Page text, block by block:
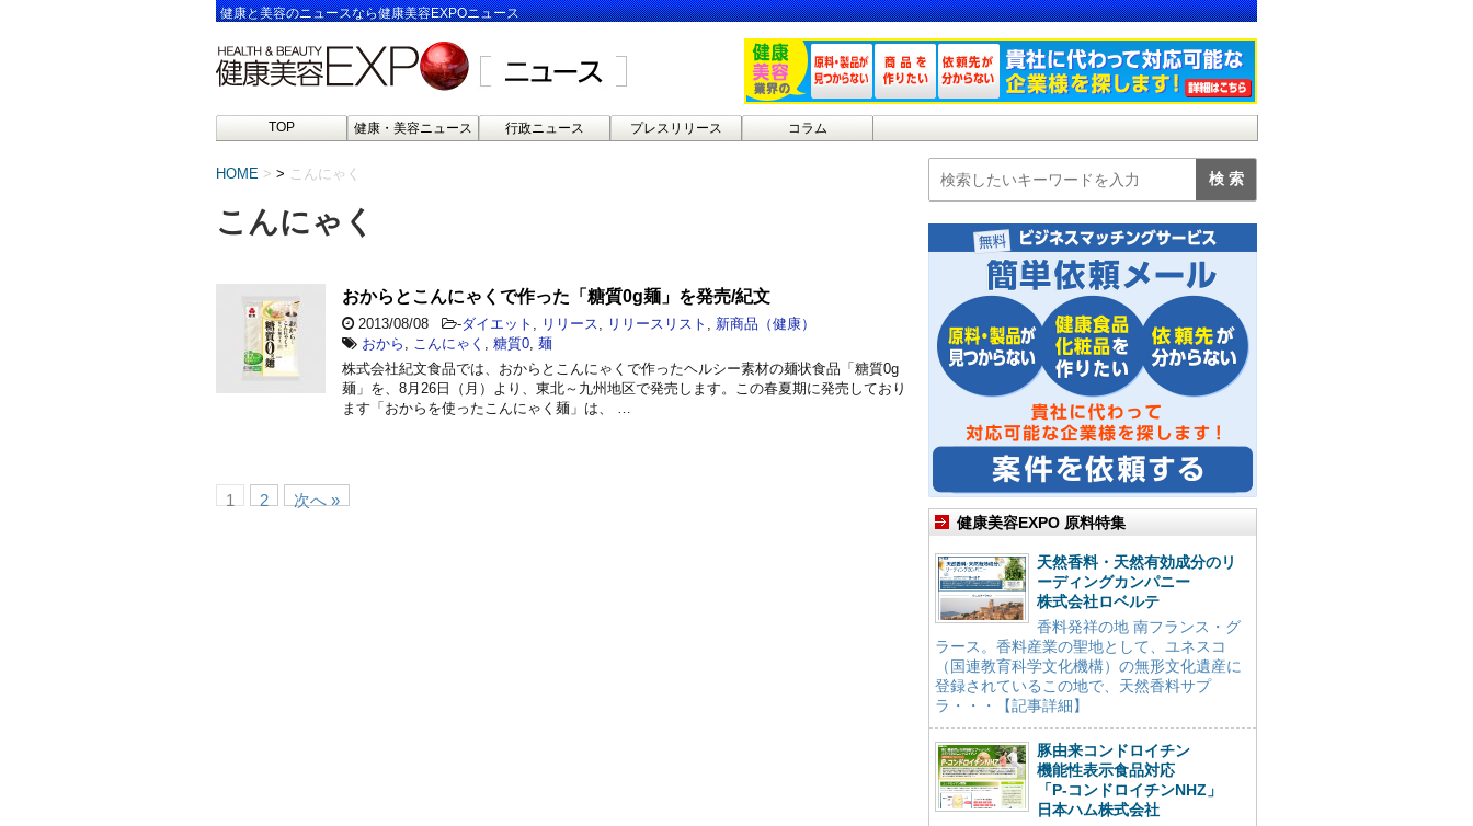
健康と美容のニュースなら健康美容EXPOニュース
TOP 健康・美容ニュース 行政ニュース プレスリリース コラム
HOME > こんにゃく
こんにゃく
おからとこんにゃくで作った「糖質0g麺」を発売/紀文
2013/08/08 -ダイエット リリース リリースリスト
新商品（健康）
おから
こんにゃく 糖質0 麺
株式会社紀文食品では、おからとこんにゃくで作ったヘルシー素材の麺状食品「糖質0g
麺」を、8月26日（月）より、東北～九州地区で発売します。この春夏期に発売しており
ます「おからを使ったこんにゃく麺」は、 …
1 2 次へ »
健康美容EXPO 原料特集
天然香料・天然有効成分のリ
ーディングカンパニー
株式会社ロベルテ
香料発祥の地 南フランス・グ
ラース。香料産業の聖地として、ユネスコ
（国連教育科学文化機構）の無形文化遺産に
登録されているこの地で、天然香料サプ
ラ・・・【記事詳細】
豚由来コンドロイチン
機能性表示食品対応
「P-コンドロイチンNHZ」
日本ハム株式会社